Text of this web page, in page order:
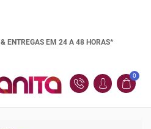
ENTREGAS EM 24 A 48 HORAS*
0